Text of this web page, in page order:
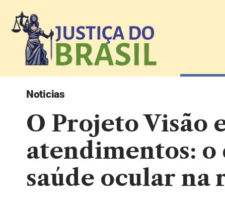
Noticias
O Projeto Visão
atendimentos: o
saúde ocular na